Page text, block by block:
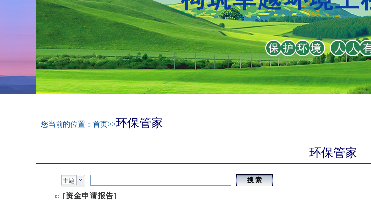
您当前的位置： 首页>>环保管家
环保管家
主题 搜 索
[资金申请报告]